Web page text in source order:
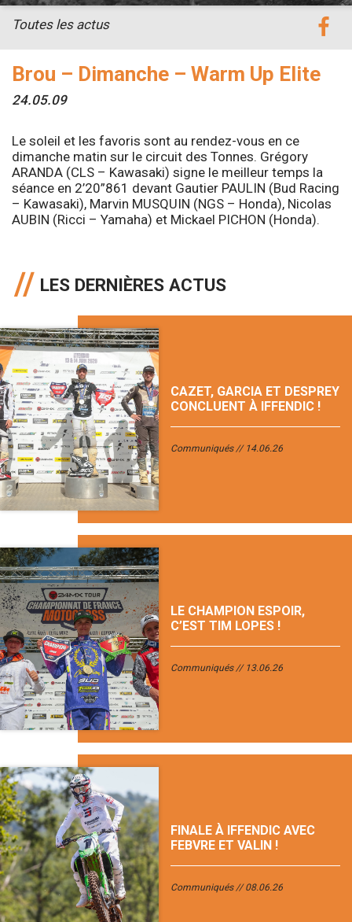
Brou – Dimanche – Warm Up Elite
24.05.09
Toutes les actus
Le soleil et les favoris sont au rendez-vous en ce
dimanche matin sur le circuit des Tonnes. Grégory
ARANDA (CLS – Kawasaki) signe le meilleur temps la
séance en 2’20”861 devant Gautier PAULIN (Bud Racing
– Kawasaki), Marvin MUSQUIN (NGS – Honda), Nicolas
AUBIN (Ricci – Yamaha) et Mickael PICHON (Honda).
LES DERNIÈRES ACTUS
CAZET, GARCIA ET DESPREY
CONCLUENT À IFFENDIC !
Communiqués 14.06.26
LE CHAMPION ESPOIR,
C’EST TIM LOPES !
Communiqués 13.06.26
FINALE À IFFENDIC AVEC
FEBVRE ET VALIN !
Communiqués 08.06.26